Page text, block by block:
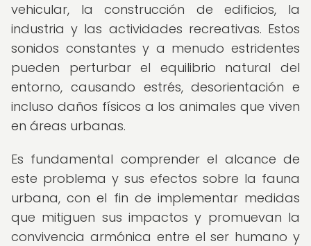
vehicular, la construcción de edificios, la
industria y las actividades recreativas. Estos
sonidos constantes y a menudo estridentes
pueden perturbar el equilibrio natural del
entorno, causando estrés, desorientación e
incluso daños físicos a los animales que viven
en áreas urbanas.
Es fundamental comprender el alcance de
este problema y sus efectos sobre la fauna
urbana, con el fin de implementar medidas
que mitiguen sus impactos y promuevan la
convivencia armónica entre el ser humano y